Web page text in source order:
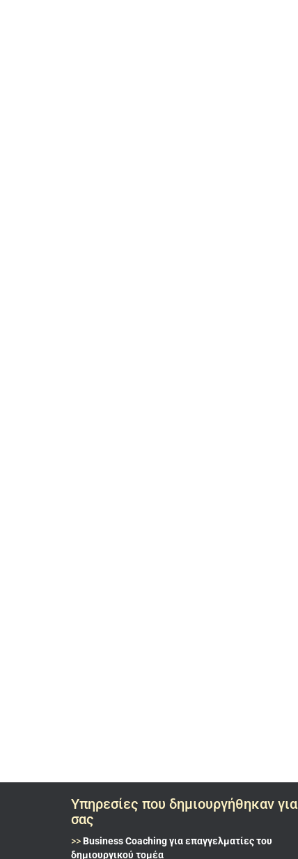
Υπηρεσίες που δημιουργήθηκαν για
σας
>> Business Coaching για επαγγελματίες του
δημιουργικού τομέα